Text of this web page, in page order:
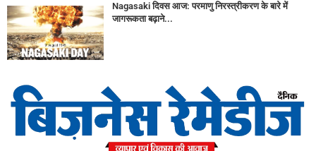
Nagasaki दिवस आज: परमाणु निरस्त्रीकरण के बारे में
जागरूकता बढ़ाने...